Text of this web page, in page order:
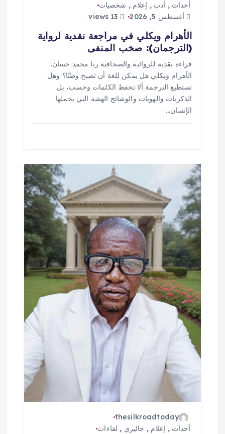
أحداث , أدب , إعلام , شخصيات
أغسطس 5, 2026
الأهرام ويكلي في مراجعة نقدية لرواية
(الترجمان): صخب المنفى
قراءة نقدية للروائية والصحافية رنا محمد حسان.
الأهرام ويكلي هل يمكن للغة أن تصبح وطنًا؟ وهل
تستطيع الترجمة ألا تحفظ الكلمات وحسب، بل
الذكريات والهويات والوشائج الهشة التي يحملها
الإنسان…
thesilkroadtoday
أحداث , إعلام , جاليري , لقاءات